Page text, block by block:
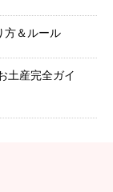
方＆ルール
土産完全ガイ